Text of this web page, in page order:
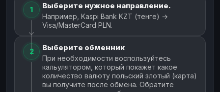
1 Выберите нужное направление.
Например, Kaspi Bank KZT (тенге) →
Visa/MasterCard PLN.
2 Выберите обменник
При необходимости воспользуйтесь
кальулятором, который покажет какое
количество валюту польский злотый (карта)
вы получите после обмена. Обратите